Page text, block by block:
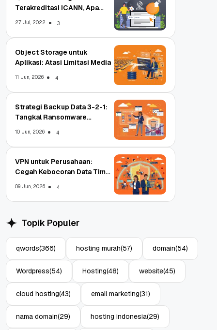
Terakreditasi ICANN, Apa
27 Jul, 2022 3
Object Storage untuk
Aplikasi: Atasi Limitasi Media
11 Jun, 2026 4
Strategi Backup Data 3-2-1:
Tangkal Ransomware
10 Jun, 2026 4
VPN untuk Perusahaan:
Cegah Kebocoran Data Tim
09 Jun, 2026 4
Topik Populer
qwords(366) hosting murah(57) domain(54)
Wordpress(54) Hosting(48) website(45)
cloud hosting(43) email marketing(31)
nama domain(29) hosting indonesia(29)